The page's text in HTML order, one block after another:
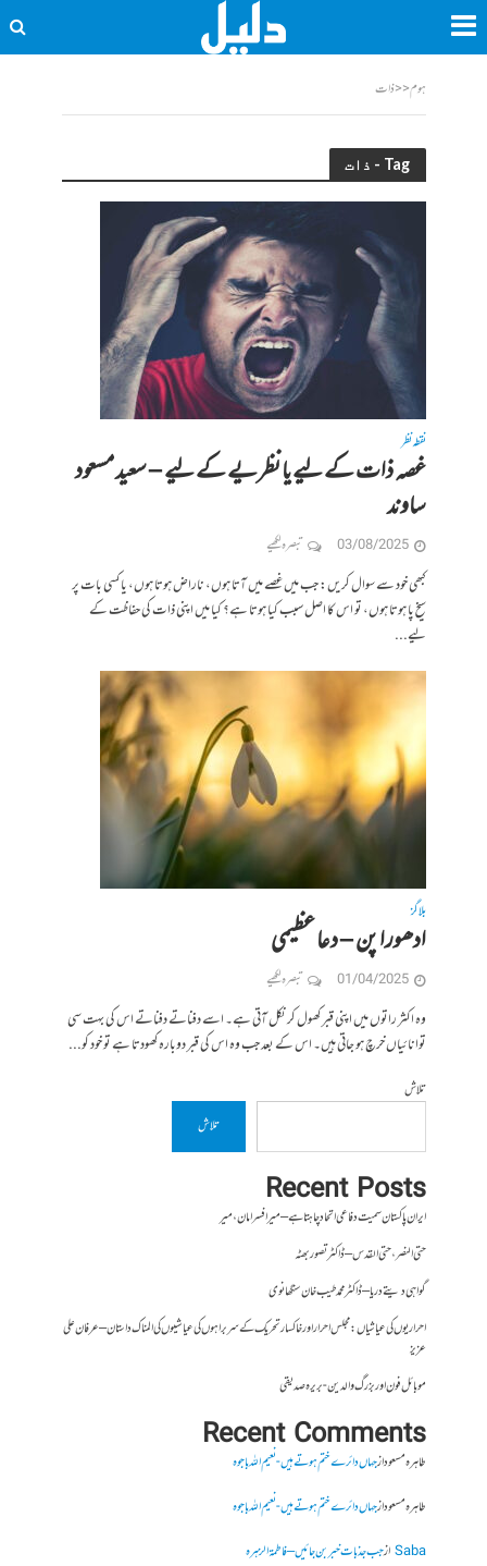
ہوم<<ذات
Tag - ذات
نقطہ نظر
غصہ ذات کے لیے یا نظریے کے لیے – سعید مسعود
ساوند
03/08/2025 تبصرہ لکھیے
کبھی خود سے سوال کریں: جب میں غصے میں آتا ہوں، ناراض ہوتا ہوں، یا کسی بات پر
سیخ پا ہوتا ہوں، تو اس کا اصل سبب کیا ہوتا ہے؟ کیا میں اپنی ذات کی حفاظت کے
لیے...
بلاگز
ادھورا پن – دعا عظیمی
01/04/2025 تبصرہ لکھیے
وہ اکثر راتوں میں اپنی قبر کھول کر نکل آتی ہے۔ اسے دفناتے دفناتے اس کی بہت سی
توانائیاں خرچ ہو جاتی ہیں۔ اس کے بعد جب وہ اس کی قبر دوبارہ کھودتا ہے تو خود کو...
تلاش
تلاش
Recent Posts
ایران پاکستان سمیت دفاعی اتحاد چاہتا ہے – میر افسر امان،میر
حتی النصر ، حتی القدس – ڈاکٹر تصور بھٹہ
گواہی دیتے دریا – ڈاکٹر محمد طیب خان سنگھانوی
احراریوں کی عیاشیاں : مجلس احرار اور خاکسار تحریک کے سربراہوں کی عیاشیوں کی المناک داستان – عرفان علی
عزیز
موبائل فون اور بزرگ والدین- بریرہ صدیقی
Recent Comments
طاہرہ مسعودازجہاں دائرے ختم ہوتے ہیں- نعیم اللہ باجوہ
طاہرہ مسعودازجہاں دائرے ختم ہوتے ہیں- نعیم اللہ باجوہ
Sabaازجب جذبات خبر بن جائیں – فاطمۃالزہرہ